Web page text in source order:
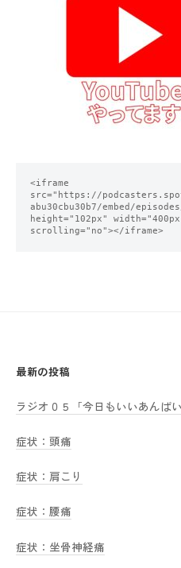
<iframe
src="https://
abu30cbu30b7/embed/
height="102px"
scrolling="no"></iframe>
最新の投稿
ラジオ０５「今日もいいあんばい
症状：頭痛
症状：肩こり
症状：腰痛
症状：坐骨神経痛